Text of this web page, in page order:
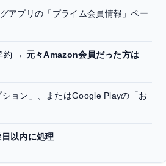
アプリの「プライム会員情報」ペー
約 → 元々Amazon会員だった方は
ョン」、またはGoogle Playの「お
以内に処理